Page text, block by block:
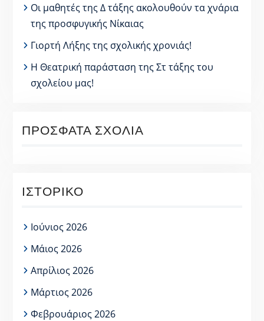
Οι μαθητές της Δ τάξης ακολουθούν τα χνάρια
της προσφυγικής Νίκαιας
Γιορτή Λήξης της σχολικής χρονιάς!
Η Θεατρική παράσταση της Στ τάξης του
σχολείου μας!
ΠΡΌΣΦΑΤΑ ΣΧΌΛΙΑ
ΙΣΤΟΡΙΚΌ
Ιούνιος 2026
Μάιος 2026
Απρίλιος 2026
Μάρτιος 2026
Φεβρουάριος 2026